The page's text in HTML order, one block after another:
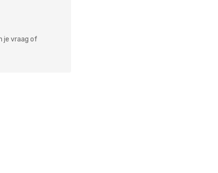
je vraag of